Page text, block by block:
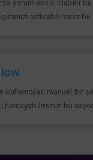
yorum eksik olabilir
manuel bir